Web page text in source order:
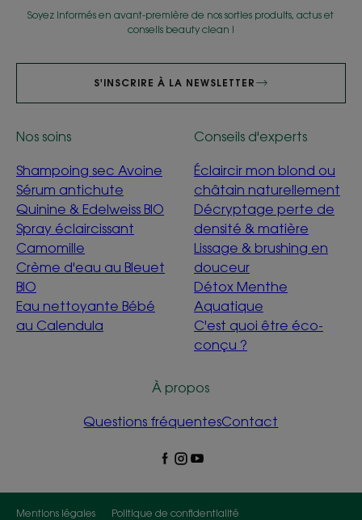
Soyez informés en avant-première de nos sorties produits, actus et
conseils beauty clean !
S'INSCRIRE À LA NEWSLETTER
Nos soins
Shampoing sec Avoine
Sérum antichute
Quinine & Edelweiss BIO
Spray éclaircissant
Camomille
Crème d'eau au Bleuet
BIO
Eau nettoyante Bébé
au Calendula
Conseils d'experts
Éclaircir mon blond ou
châtain naturellement
Décryptage perte de
densité & matière
Lissage & brushing en
douceur
Détox Menthe
Aquatique
C'est quoi être éco-
conçu ?
À propos
Questions fréquentesContact
Mentions légales
Politique de confidentialité